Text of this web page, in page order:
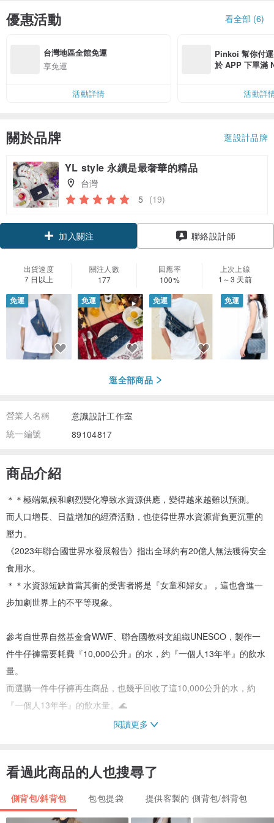
優惠活動 看全部 (6)
台灣地區全館免運
享免運
活動詳情
Pinkoi 幫你付
於 APP 下單滿
活動詳
關於品牌 逛設計品牌
YL style 永續是最奢華的精品
台灣
5 (19)
加入關注 聯絡設計師
出貨速度
7 日以上
關注人數
177
回應率
100%
上次上線
1～3 天前
免運 免運 免運 免運
逛全部商品
營業人名稱
意識設計工作室
統一編號
89104817
商品介紹
＊＊極端氣候和劇烈變化導致水資源供應，變得越來越難以預測。
而人口增長、日益增加的經濟活動，也使得世界水資源背負更沉重的
壓力。
《2023年聯合國世界水發展報告》指出全球約有20億人無法獲得安全
食用水。
＊＊水資源短缺首當其衝的受害者將是『女童和婦女』，這也會進一
步加劇世界上的不平等現象。
參考自世界自然基金會WWF、聯合國教科文組織UNESCO，製作一
件牛仔褲需要耗費『10,000公升』的水，約『一個人13年半』的飲水
量。
而選購一件牛仔褲再生商品，也幾乎回收了這10,000公升的水，約
『一個人13年半』的飲水量。🌊
＊包包尺寸cm: 長30/高17cm，可放入長夾。
<商品皆由回收紙箱運送，如需使用新紙箱，請在訂單備註欄註明>
閱讀更多
看過此商品的人也搜尋了
側背包/斜背包 包包提袋 提供客製的 側背包/斜背包